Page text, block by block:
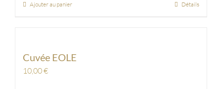
Ajouter au panier Détails
Cuvée EOLE
10,00€